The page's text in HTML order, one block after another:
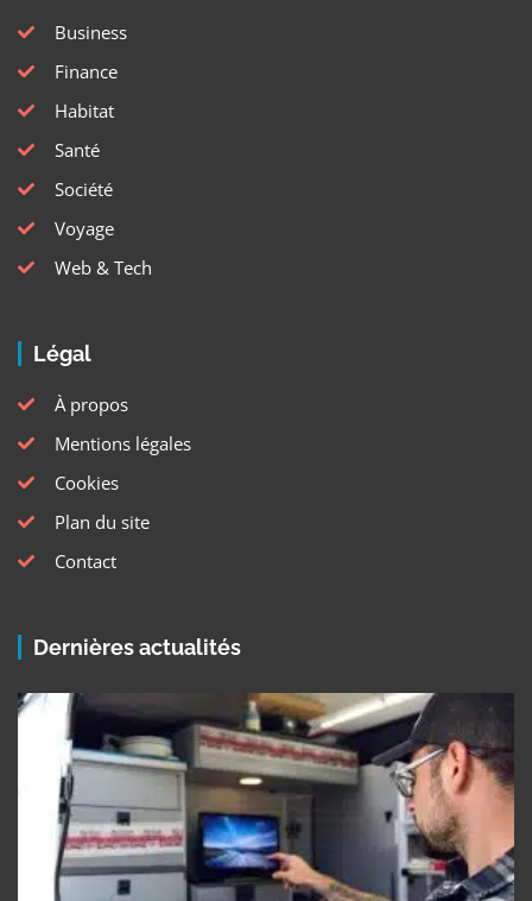
Business
Finance
Habitat
Santé
Société
Voyage
Web & Tech
Légal
À propos
Mentions légales
Cookies
Plan du site
Contact
Dernières actualités